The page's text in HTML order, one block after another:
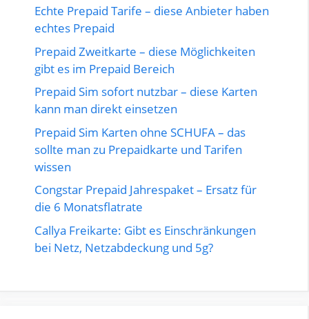
Echte Prepaid Tarife – diese Anbieter haben
echtes Prepaid
Prepaid Zweitkarte – diese Möglichkeiten
gibt es im Prepaid Bereich
Prepaid Sim sofort nutzbar – diese Karten
kann man direkt einsetzen
Prepaid Sim Karten ohne SCHUFA – das
sollte man zu Prepaidkarte und Tarifen
wissen
Congstar Prepaid Jahrespaket – Ersatz für
die 6 Monatsflatrate
Callya Freikarte: Gibt es Einschränkungen
bei Netz, Netzabdeckung und 5g?